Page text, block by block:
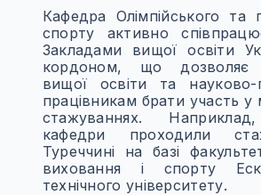
Кафедра Олімпійського та
спорту активно
Закладами вищої освіти
кордоном, що дозволяє
вищої освіти та науково-
працівникам брати участь у
стажуваннях.
кафедри проходили
Туреччині на базі
виховання і спорту
технічного університету.